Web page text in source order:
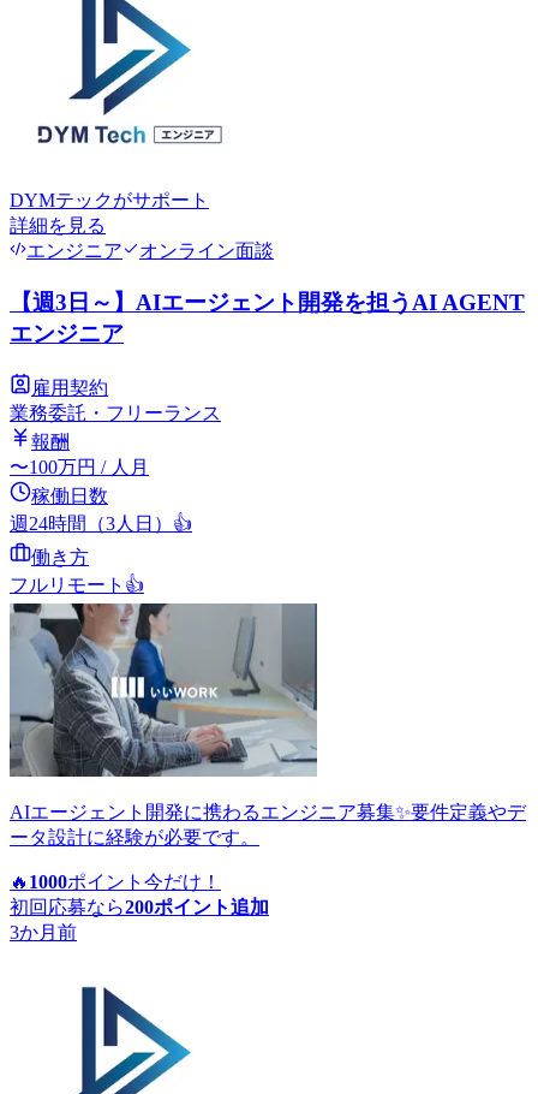
DYMテックがサポート
詳細を見る
エンジニア
オンライン面談
【週3日～】AIエージェント開発を担うAI AGENT
エンジニア
雇用契約
業務委託・フリーランス
報酬
〜100万円 / 人月
稼働日数
週24時間（3人日） 👍
働き方
フルリモート 👍
AIエージェント開発に携わるエンジニア募集✨要件定義やデ
ータ設計に経験が必要です。
🔥 1000ポイント 今だけ！
初回応募なら200ポイント追加
3か月前